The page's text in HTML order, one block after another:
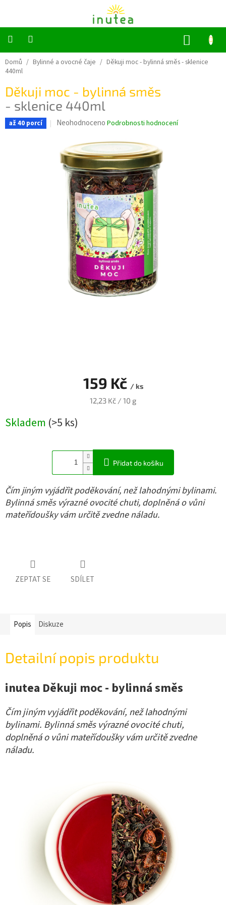
Bylinné
a
ovocné
Jednodruhové
bylinky
Domů / Bylinné a ovocné čaje / Děkuji moc - bylinná směs- sklenice
440ml
Děkuji moc - bylinná směs
- sklenice 440ml
až 40 porcí
Průměrné
produktu
je
0,0
hvězdiček.
Neohodnoceno Podrobnosti hodnocení
159 Kč / ks
Měrná
12,23 Kč / 10 g
Skladem (>5 ks)
Přidat do košíku
Čím jiným vyjádřit poděkování, než lahodnými bylinami.
Bylinná směs výrazné ovocité chuti, doplněná o vůni
mateřídoušky vám určitě zvedne náladu.
ZEPTAT SE SDÍLET
Popis Diskuze
Detailní popis produktu
inutea Děkuji moc - bylinná směs
Čím jiným vyjádřit poděkování, než lahodnými
bylinami. Bylinná směs výrazné ovocité chuti,
doplněná o vůni mateřídoušky vám určitě zvedne
náladu.